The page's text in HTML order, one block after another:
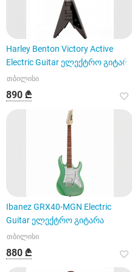
Harley Benton Victory Active
Electric Guitar ელექტრო გიტარა
თბილისი
890 ₾
Ibanez GRX40-MGN Electric
Guitar ელექტრო გიტარა
თბილისი
880 ₾